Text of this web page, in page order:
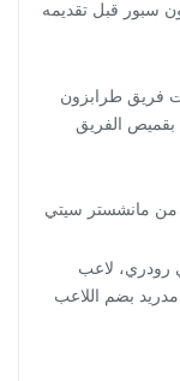
سبور قبل تقديمه
فريق طرابزون
بقميص الفريق
من مانشستر سيتي
رودري، لاعب
بضم اللاعب